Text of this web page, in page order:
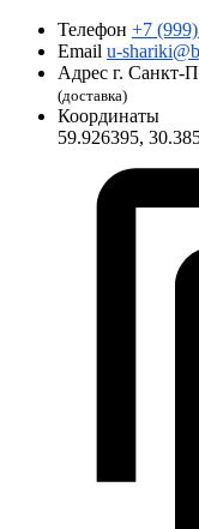
Телефон +7
Email u-
Адрес г. Санкт-
(доставка)
Координаты
59.926395,